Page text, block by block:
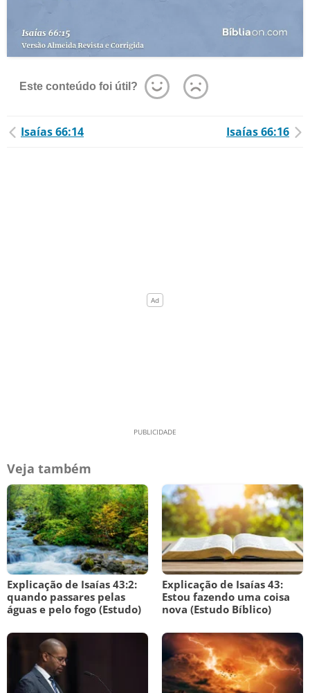
Este conteúdo foi útil?
Isaías 66:14 Isaías 66:16
Veja também
Explicação de Isaías 43:2:
quando passares pelas
águas e pelo fogo (Estudo)
Explicação de Isaías 43:
Estou fazendo uma coisa
nova (Estudo Bíblico)